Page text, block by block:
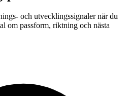
och utvecklingssignaler när du
om passform, riktning och nästa